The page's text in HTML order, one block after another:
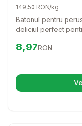
149,50 RON/kg
Batonul pentru
deliciul perfect
recompensa
Preț:8.97
8,97RON